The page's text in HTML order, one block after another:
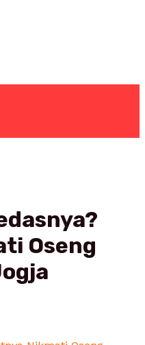
Oseng